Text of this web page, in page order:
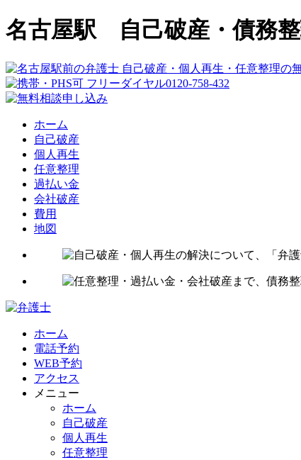
名古屋駅 自己破産・債務
ホーム
自己破産
個人再生
任意整理
過払い金
会社破産
費用
地図
ホーム
電話予約
WEB予約
アクセス
メニュー
ホーム
自己破産
個人再生
任意整理